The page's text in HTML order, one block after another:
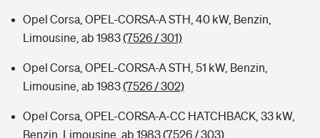
Opel Corsa, OPEL-CORSA-A STH, 40 kW, Benzin,
Limousine, ab 1983(7526 / 301)
Opel Corsa, OPEL-CORSA-A STH, 51 kW, Benzin,
Limousine, ab 1983(7526 / 302)
Opel Corsa, OPEL-CORSA-A-CC HATCHBACK, 33 kW,
Benzin, Limousine, ab 1983(7526 / 303)